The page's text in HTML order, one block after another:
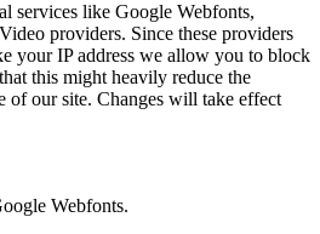
services like Google Webfonts,
providers. Since these providers
your IP address we allow you to block
this might heavily reduce the
of our site. Changes will take effect
Webfonts.